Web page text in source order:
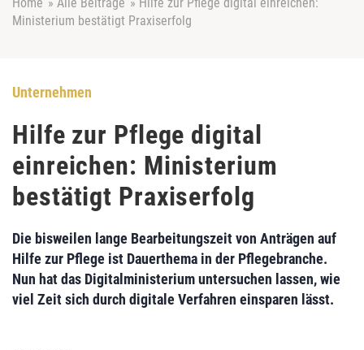
Ministerium bestätigt Praxiserfolg
Unternehmen
Hilfe zur Pflege digital
einreichen: Ministerium
bestätigt Praxiserfolg
Die bisweilen lange Bearbeitungszeit von Anträgen auf
Hilfe zur Pflege ist Dauerthema in der Pflegebranche.
Nun hat das Digitalministerium untersuchen lassen, wie
viel Zeit sich durch digitale Verfahren einsparen lässt.